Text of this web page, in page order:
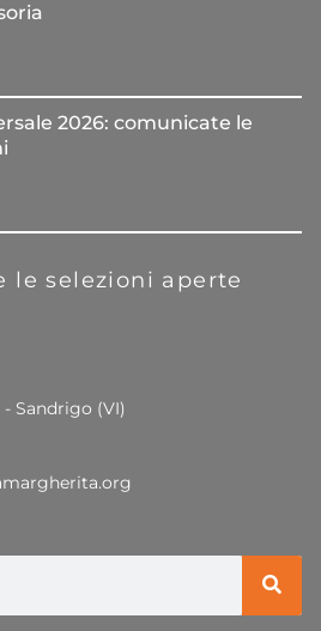
2026: comunicate le
le selezioni aperte
Sandrigo (VI)